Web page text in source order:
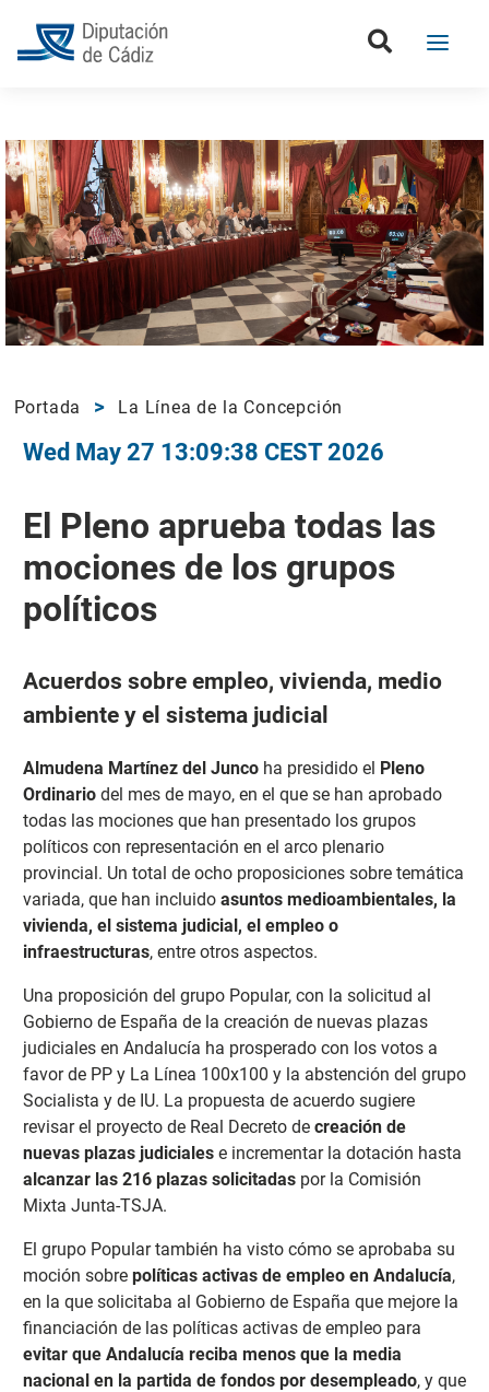
Portada La Línea de la Concepción
Wed May 27 13:09:38 CEST 2026
El Pleno aprueba todas las
mociones de los grupos
políticos
Acuerdos sobre empleo, vivienda, medio
ambiente y el sistema judicial
Almudena Martínez del Junco ha presidido el Pleno
Ordinariodel mes de mayo, en el que se han aprobado
todas las mociones que han presentado los grupos
políticos con representación en el arco plenario
provincial. Un total de ocho proposiciones sobre temática
variada, que han incluido asuntos medioambientales, la
vivienda, el sistema judicial, el empleo o
infraestructuras, entre otros aspectos.
Una proposición del grupo Popular, con la solicitud al
Gobierno de España de la creación de nuevas plazas
judiciales en Andalucía ha prosperado con los votos a
favor de PP y La Línea 100x100 y la abstención del grupo
Socialista y de IU. La propuesta de acuerdo sugiere
revisar el proyecto de Real Decreto de creación de
nuevas plazas judicialese incrementar la dotación hasta
alcanzar las 216 plazas solicitadaspor la Comisión
Mixta Junta-TSJA.
El grupo Popular también ha visto cómo se aprobaba su
moción sobre políticas activas de empleo en Andalucía,
en la que solicitaba al Gobierno de España que mejore la
financiación de las políticas activas de empleo para
evitar que Andalucía reciba menos que la media
nacional en la partida de fondos por desempleado, y que